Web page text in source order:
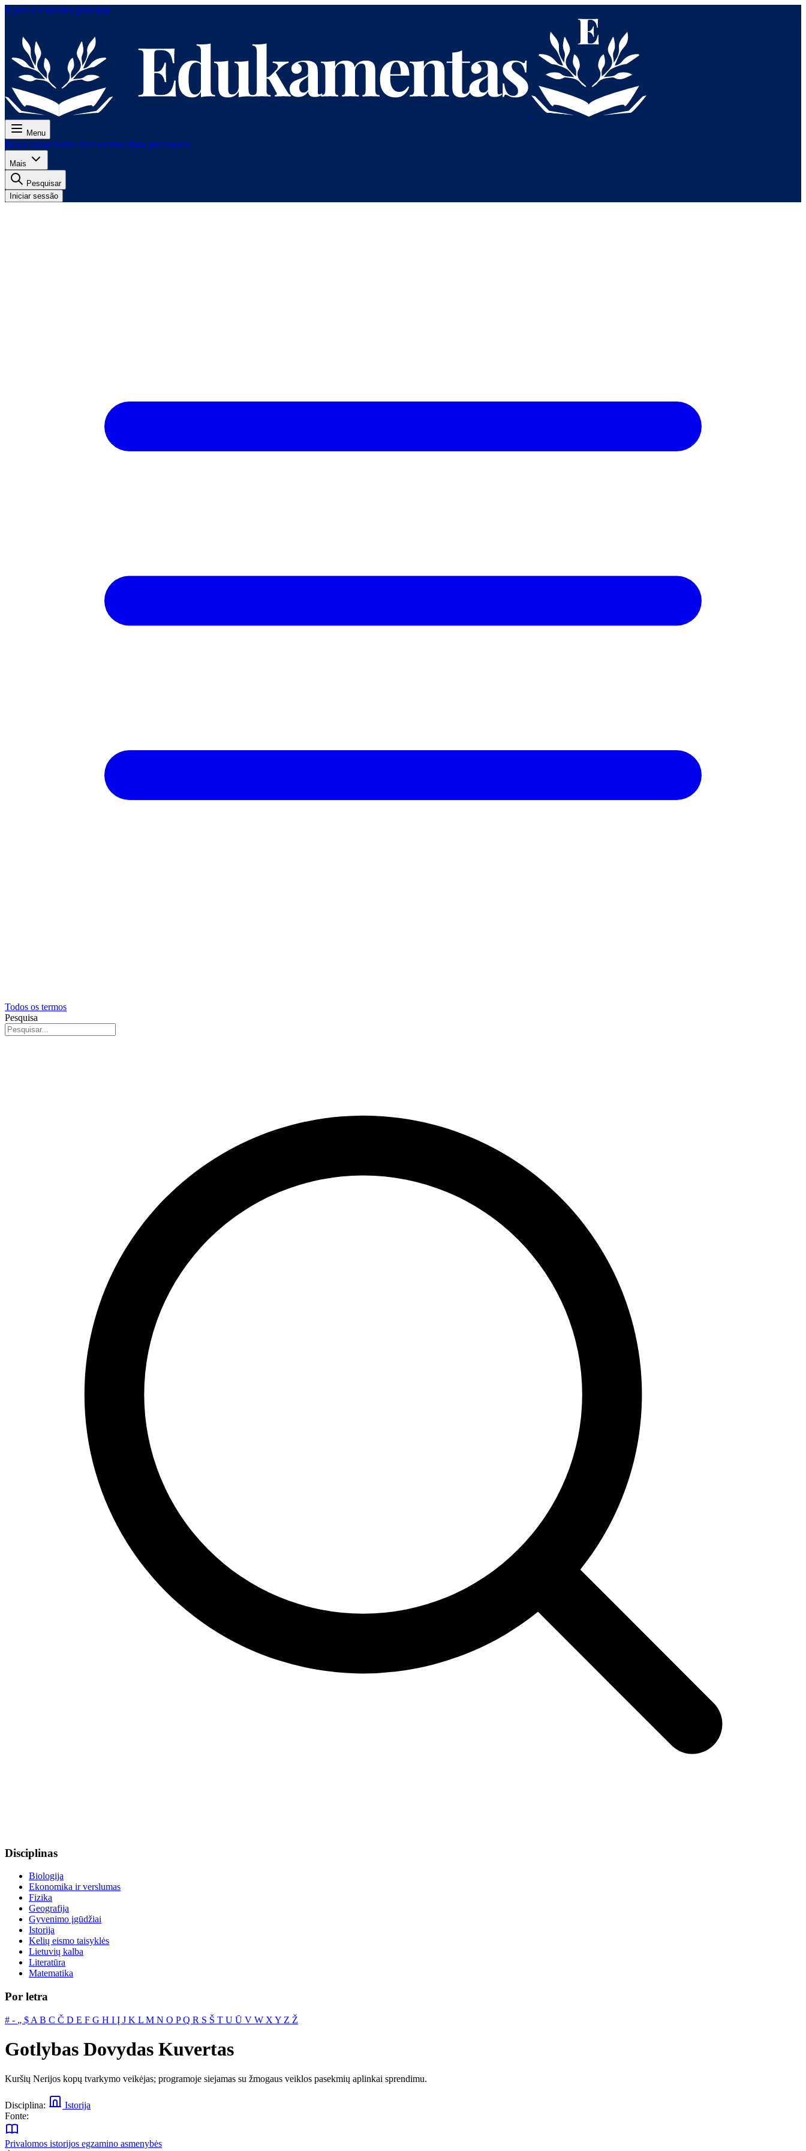
Ir para o conteúdo principal
Menu
Preço Aulas Testes Para exames Para professores
Mais
Pesquisar
Iniciar sessão
Todos os termos
Pesquisa
Disciplinas
Biologija
Ekonomika ir verslumas
Fizika
Geografija
Gyvenimo įgūdžiai
Istorija
Kelių eismo taisyklės
Lietuvių kalba
Literatūra
Matematika
Por letra
# ‐ „ $ A B C Č D E F G H I Į J K L M N O PQ R S Š T U Ū V W X Y Z Ž
Gotlybas Dovydas Kuvertas
Kuršių Nerijos kopų tvarkymo veikėjas; programoje siejamas su žmogaus veiklos pasekmių aplinkai sprendimu.
Disciplina:
Istorija
Fonte:
Privalomos istorijos egzamino asmenybės